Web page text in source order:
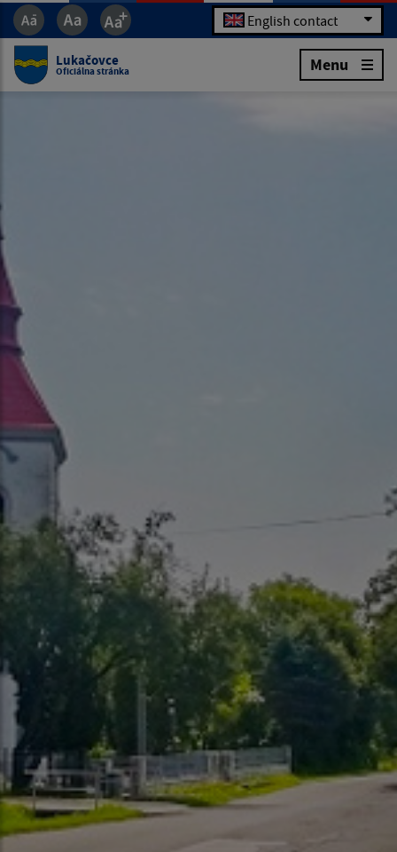
English contact
Lukačovce
Oficiálna stránka Menu